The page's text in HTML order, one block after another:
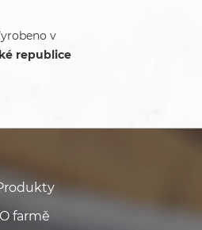
v
republice
O farmě